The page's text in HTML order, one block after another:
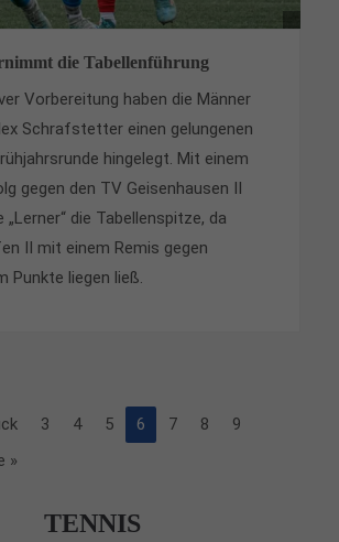
die Tabellenführung
Vorbereitung haben die Männer
Schrafstetter einen gelungenen
hingelegt. Mit einem
gegen den TV Geisenhausen II
„Lerner“ die Tabellenspitze, da
II mit einem Remis gegen
Punkte liegen ließ.
3 4 5 6 7 8
9
»
TENNIS